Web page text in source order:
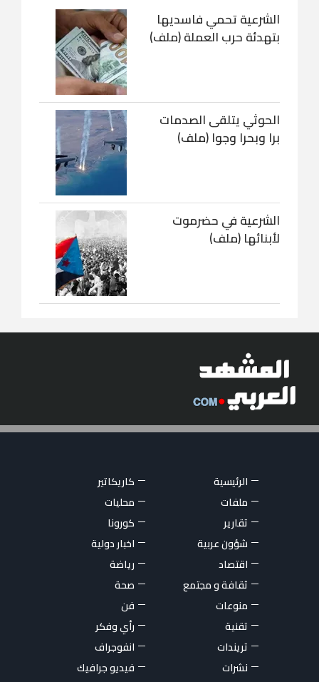
الشرعية تحمي فاسديها
بتهدئة حرب العملة (ملف)
الحوثي يتلقى الصدمات
برا وبحرا وجوا (ملف)
الشرعية في حضرموت
لأبنائها (ملف)
الرئيسية
كاريكاتير
ملفات
محليات
تقارير
كورونا
شؤون عربية
اخبار دولية
اقتصاد
رياضة
ثقافة و مجتمع
صحة
منوعات
فن
تقنية
رأي وفكر
تريندات
انفوجراف
نشرات
فيديو جرافيك